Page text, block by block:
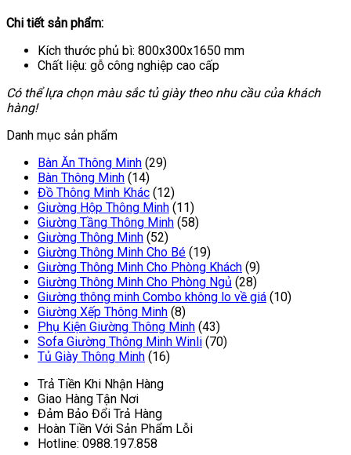
Chi tiết sản phẩm:
Kích thước phủ bì: 800x300x1650 mm
Chất liệu: gỗ công nghiệp cao cấp
Có thể lựa chọn màu sắc tủ giày theo nhu cầu của khách
hàng!
Danh mục sản phẩm
Bàn Ăn Thông Minh (29)
Bàn Thông Minh (14)
Đồ Thông Minh Khác (12)
Giường Hộp Thông Minh (11)
Giường Tầng Thông Minh (58)
Giường Thông Minh (52)
Giường Thông Minh Cho Bé (19)
Giường Thông Minh Cho Phòng Khách (9)
Giường Thông Minh Cho Phòng Ngủ (28)
Giường thông minh Combo không lo về giá (10)
Giường Xếp Thông Minh (8)
Phụ Kiện Giường Thông Minh (43)
Sofa Giường Thông Minh Winli (70)
Tủ Giày Thông Minh (16)
Trả Tiền Khi Nhận Hàng
Giao Hàng Tận Nơi
Đảm Bảo Đổi Trả Hàng
Hoàn Tiền Với Sản Phẩm Lỗi
Hotline: 0988.197.858